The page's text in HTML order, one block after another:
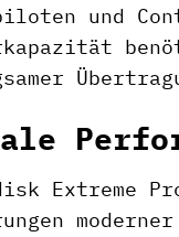
und
Extreme